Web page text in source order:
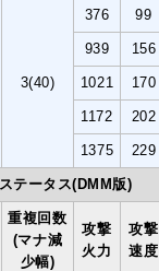
3(40)
376 99
939 156
1021 170
1172 202
1375 229
ステータス(DMM版)
重複回数
(マナ減
少幅)
攻撃
火力
攻撃
速度